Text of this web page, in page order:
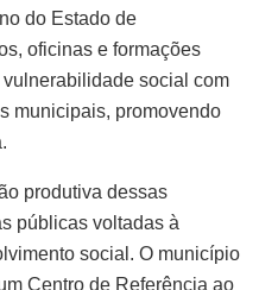
do Estado de
oficinas e formações
social com
municipais, promovendo
produtiva dessas
públicas voltadas à
social. O município
Centro de Referência ao